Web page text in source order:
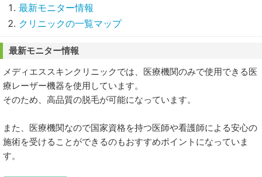
最新モニター情報
クリニックの一覧マップ
最新モニター情報
メディエススキンクリニックでは、医療機関のみで使用できる医
療レーザー機器を使用しています。
そのため、高品質の脱毛が可能になっています。
また、医療機関なので国家資格を持つ医師や看護師による安心の
施術を受けることができるのもおすすめポイントになっていま
す。